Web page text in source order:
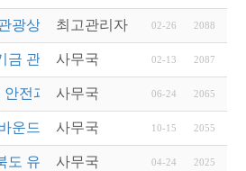
광상품 팝업스토어」 입점기업 모집
최고관리자 02-26 2088
금 관광사업체 운영자금 특별융자
사무국 02-13 2087
안전과정(신규ㆍ재강습) 교육 실시 재
사무국 06-24 2065
운드 여행사 초청 대구 관광교류 행
사무국 10-15 2055
도 유니크베뉴를 활용한 MICE행사
사무국 04-24 2025